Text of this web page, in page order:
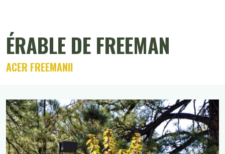
ÉRABLE DE FREEMAN
ACER FREEMANII